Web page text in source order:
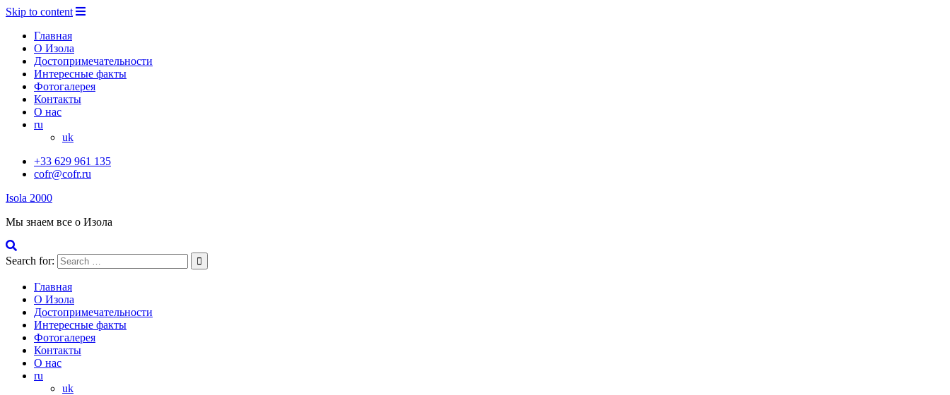
Skip to content
Главная
О Изола
Достопримечательности
Интересные факты
Фотогалерея
Контакты
О нас
ru
uk
+33 629 961 135
cofr@cofr.ru
Isola 2000
Мы знаем все о Изола
Search for:
Главная
О Изола
Достопримечательности
Интересные факты
Фотогалерея
Контакты
О нас
ru
uk